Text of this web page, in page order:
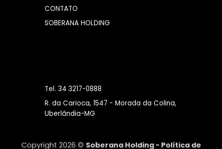
CONTATO
SOBERANA HOLDING
Tel. 34 3217-0888
R. da Carioca, 1547 - Morada da Colina,
Uberlândia-MG
Copyright 2026 © Soberana Holding - Política de